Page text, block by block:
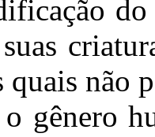
quais não
gênero